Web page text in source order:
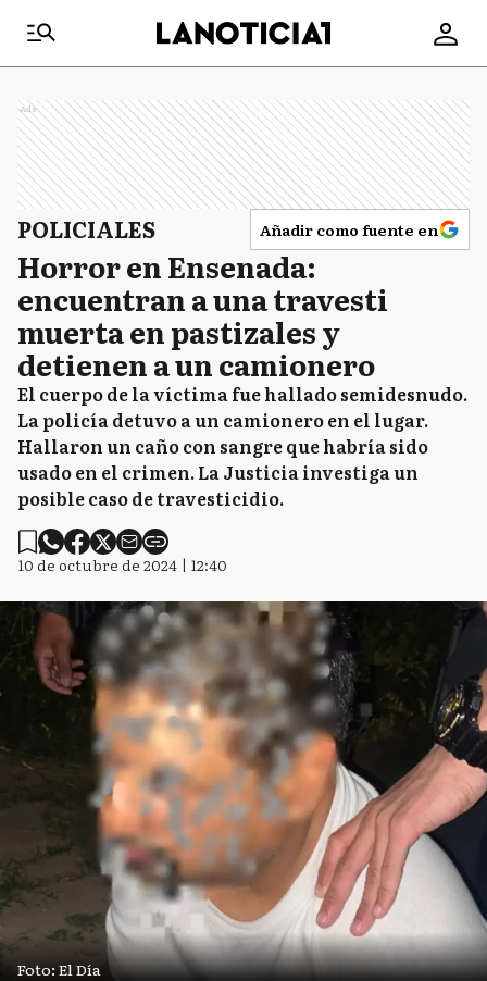
Ads
POLICIALES Añadir como fuente en
Horror en Ensenada:
encuentran a una travesti
muerta en pastizales y
detienen a un camionero
El cuerpo de la víctima fue hallado semidesnudo.
La policía detuvo a un camionero en el lugar.
Hallaron un caño con sangre que habría sido
usado en el crimen. La Justicia investiga un
posible caso de travesticidio.
10 de octubre de 2024 | 12:40
Foto: El Día